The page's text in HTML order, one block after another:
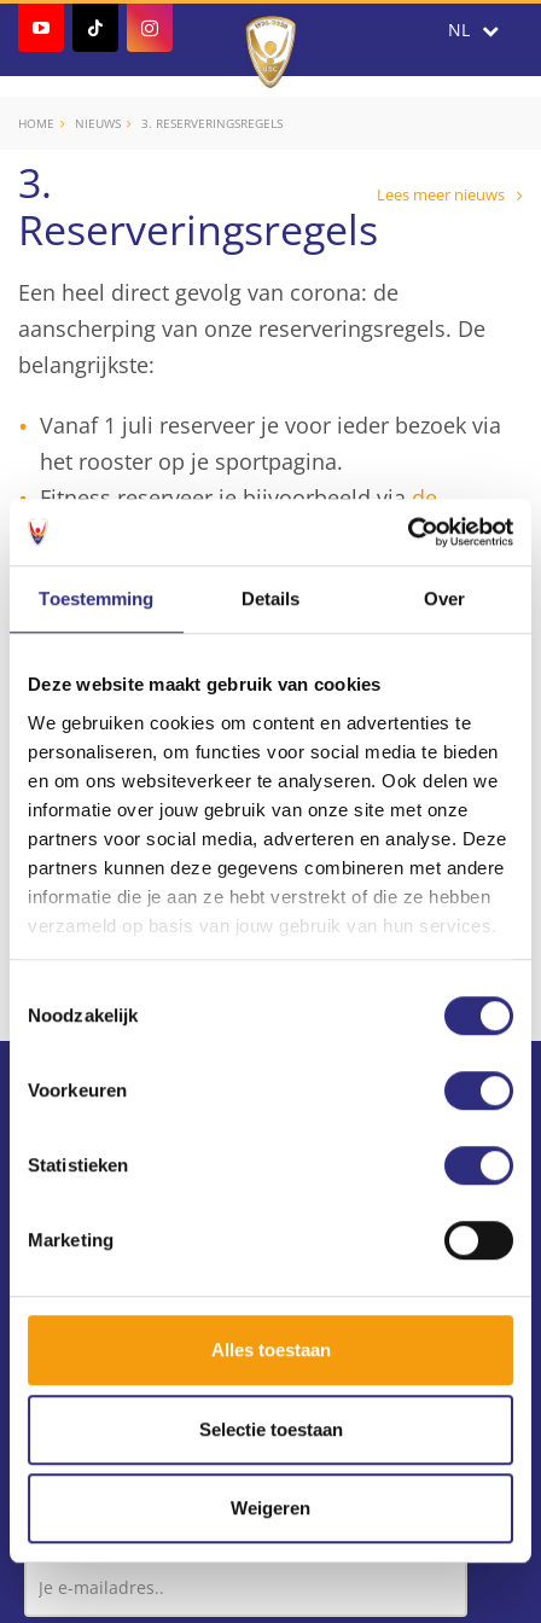
Toestemming Details Over
Deze website maakt gebruik van cookies
We gebruiken cookies om content en advertenties te
personaliseren, om functies voor social media te bieden
en om ons websiteverkeer te analyseren. Ook delen we
informatie over jouw gebruik van onze site met onze
partners voor social media, adverteren en analyse. Deze
partners kunnen deze gegevens combineren met andere
informatie die je aan ze hebt verstrekt of die ze hebben
verzameld op basis van jouw gebruik van hun services.
Noodzakelijk
Voorkeuren
Statistieken
Marketing
Alles toestaan
Selectie toestaan
Weigeren
HOME NIEUWS 3. RESERVERINGSREGELS
Lees meer nieuws
3.
Reserveringsregels
Een heel direct gevolg van corona: de
aanscherping van onze reserveringsregels. De
belangrijkste:
Vanaf 1 juli reserveer je voor ieder bezoek via
het rooster op je sportpagina.
Fitness reserveer je bijvoorbeeld via de
fitnesspagina
Vanaf 1 juli geldt: maximaal 4 reserveringen in
de daaropvolgende 6 dagen.
Op de dag zelf blijft het aantal reserveringen
onbeperkt.
Alleen met een reservering gaan de poortjes
open (zoals gezegd: met vingerscan ofMijn
USC toegang-app).
Lees alle reserveringsregels!
USC Universum
usc@uscsport.nl
Alle USC-vestigingen
Voorwaarden, privacy en cookies
Nieuwsbrief